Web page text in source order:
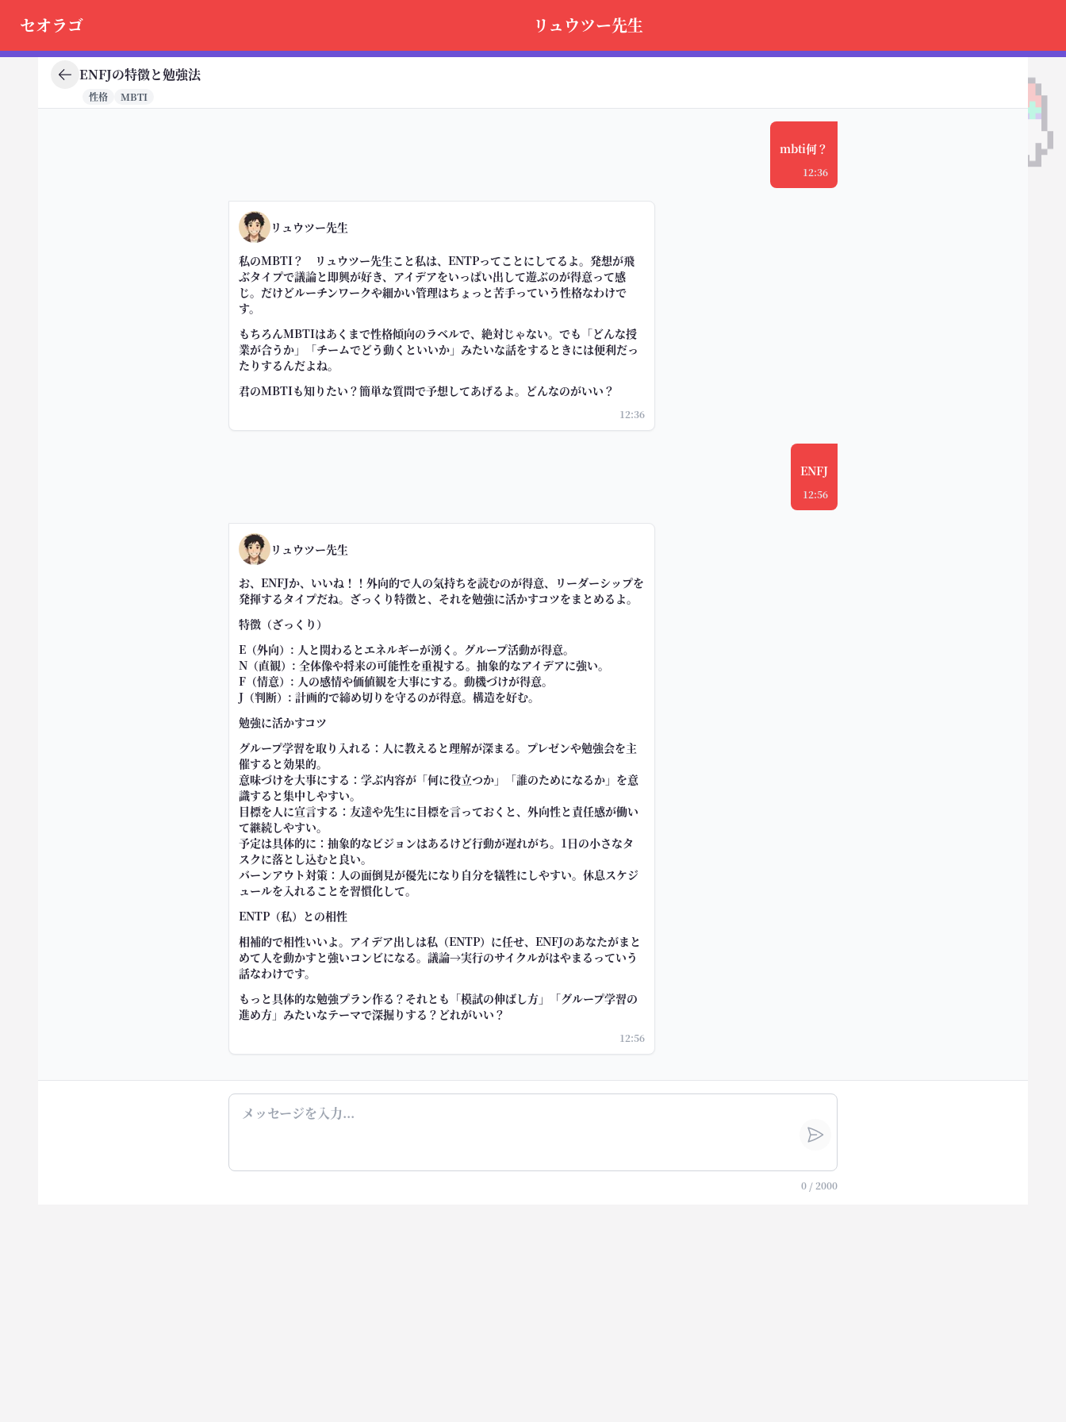
セオラゴ リュウツー先生
ENFJの特徴と勉強法
性格 MBTI
mbti何？
12:36
リュウツー先生
私のMBTI？ リュウツー先生こと私は、ENTPってことにしてるよ。発想が飛
ぶタイプで議論と即興が好き、アイデアをいっぱい出して遊ぶのが得意って感
じ。だけどルーチンワークや細かい管理はちょっと苦手っていう性格なわけで
す。
もちろんMBTIはあくまで性格傾向のラベルで、絶対じゃない。でも「どんな授
業が合うか」「チームでどう動くといいか」みたいな話をするときには便利だっ
たりするんだよね。
君のMBTIも知りたい？簡単な質問で予想してあげるよ。どんなのがいい？
12:36
ENFJ
12:56
リュウツー先生
お、ENFJか、いいね！！外向的で人の気持ちを読むのが得意、リーダーシップを
発揮するタイプだね。ざっくり特徴と、それを勉強に活かすコツをまとめるよ。
特徴（ざっくり）
E（外向）: 人と関わるとエネルギーが湧く。グループ活動が得意。
N（直観）: 全体像や将来の可能性を重視する。抽象的なアイデアに強い。
F（情意）: 人の感情や価値観を大事にする。動機づけが得意。
J（判断）: 計画的で締め切りを守るのが得意。構造を好む。
勉強に活かすコツ
グループ学習を取り入れる：人に教えると理解が深まる。プレゼンや勉強会を主
催すると効果的。
意味づけを大事にする：学ぶ内容が「何に役立つか」「誰のためになるか」を意
識すると集中しやすい。
目標を人に宣言する：友達や先生に目標を言っておくと、外向性と責任感が働い
て継続しやすい。
予定は具体的に：抽象的なビジョンはあるけど行動が遅れがち。1日の小さなタ
スクに落とし込むと良い。
バーンアウト対策：人の面倒見が優先になり自分を犠牲にしやすい。休息スケジ
ュールを入れることを習慣化して。
ENTP（私）との相性
相補的で相性いいよ。アイデア出しは私（ENTP）に任せ、ENFJのあなたがまと
めて人を動かすと強いコンビになる。議論→実行のサイクルがはやまるっていう
話なわけです。
もっと具体的な勉強プラン作る？それとも「模試の伸ばし方」「グループ学習の
進め方」みたいなテーマで深掘りする？どれがいい？
12:56
0 / 2000